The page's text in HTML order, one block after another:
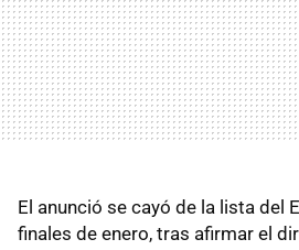
El anunció se cayó de la lista del
finales de enero, tras afirmar el